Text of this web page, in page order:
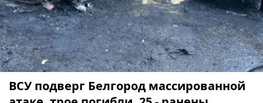
ВСУ подверг Белгород массированной